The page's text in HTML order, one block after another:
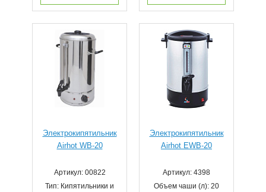
Электрокипятильник
Airhot WB-20
Артикул: 00822
Тип: Кипятильники и
Электрокипятильник
Airhot EWB-20
Артикул: 4398
Объем чаши (л): 20